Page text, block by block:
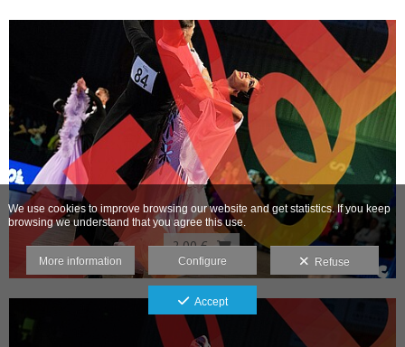
2,00 €
We use cookies to improve browsing our website and get statistics. If you keep
browsing we understand that you agree this use.
More information Configure Refuse
Accept